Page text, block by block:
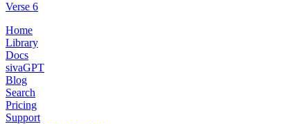
Verse 6
Home
Library
Docs
sivaGPT
Blog
Search
Pricing
Support